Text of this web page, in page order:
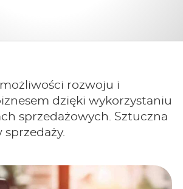
rozwoju i
dzięki wykorzystaniu
sprzedażowych. Sztuczna